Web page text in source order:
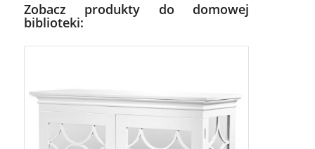
Zobacz produkty do domowej
biblioteki: